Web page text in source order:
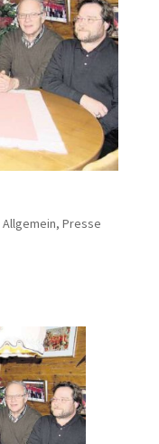
Allgemein, Presse